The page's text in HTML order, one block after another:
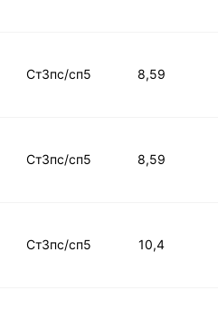
Ст3пс/сп5 8,59
Ст3пс/сп5 8,59
Ст3пс/сп5 10,4